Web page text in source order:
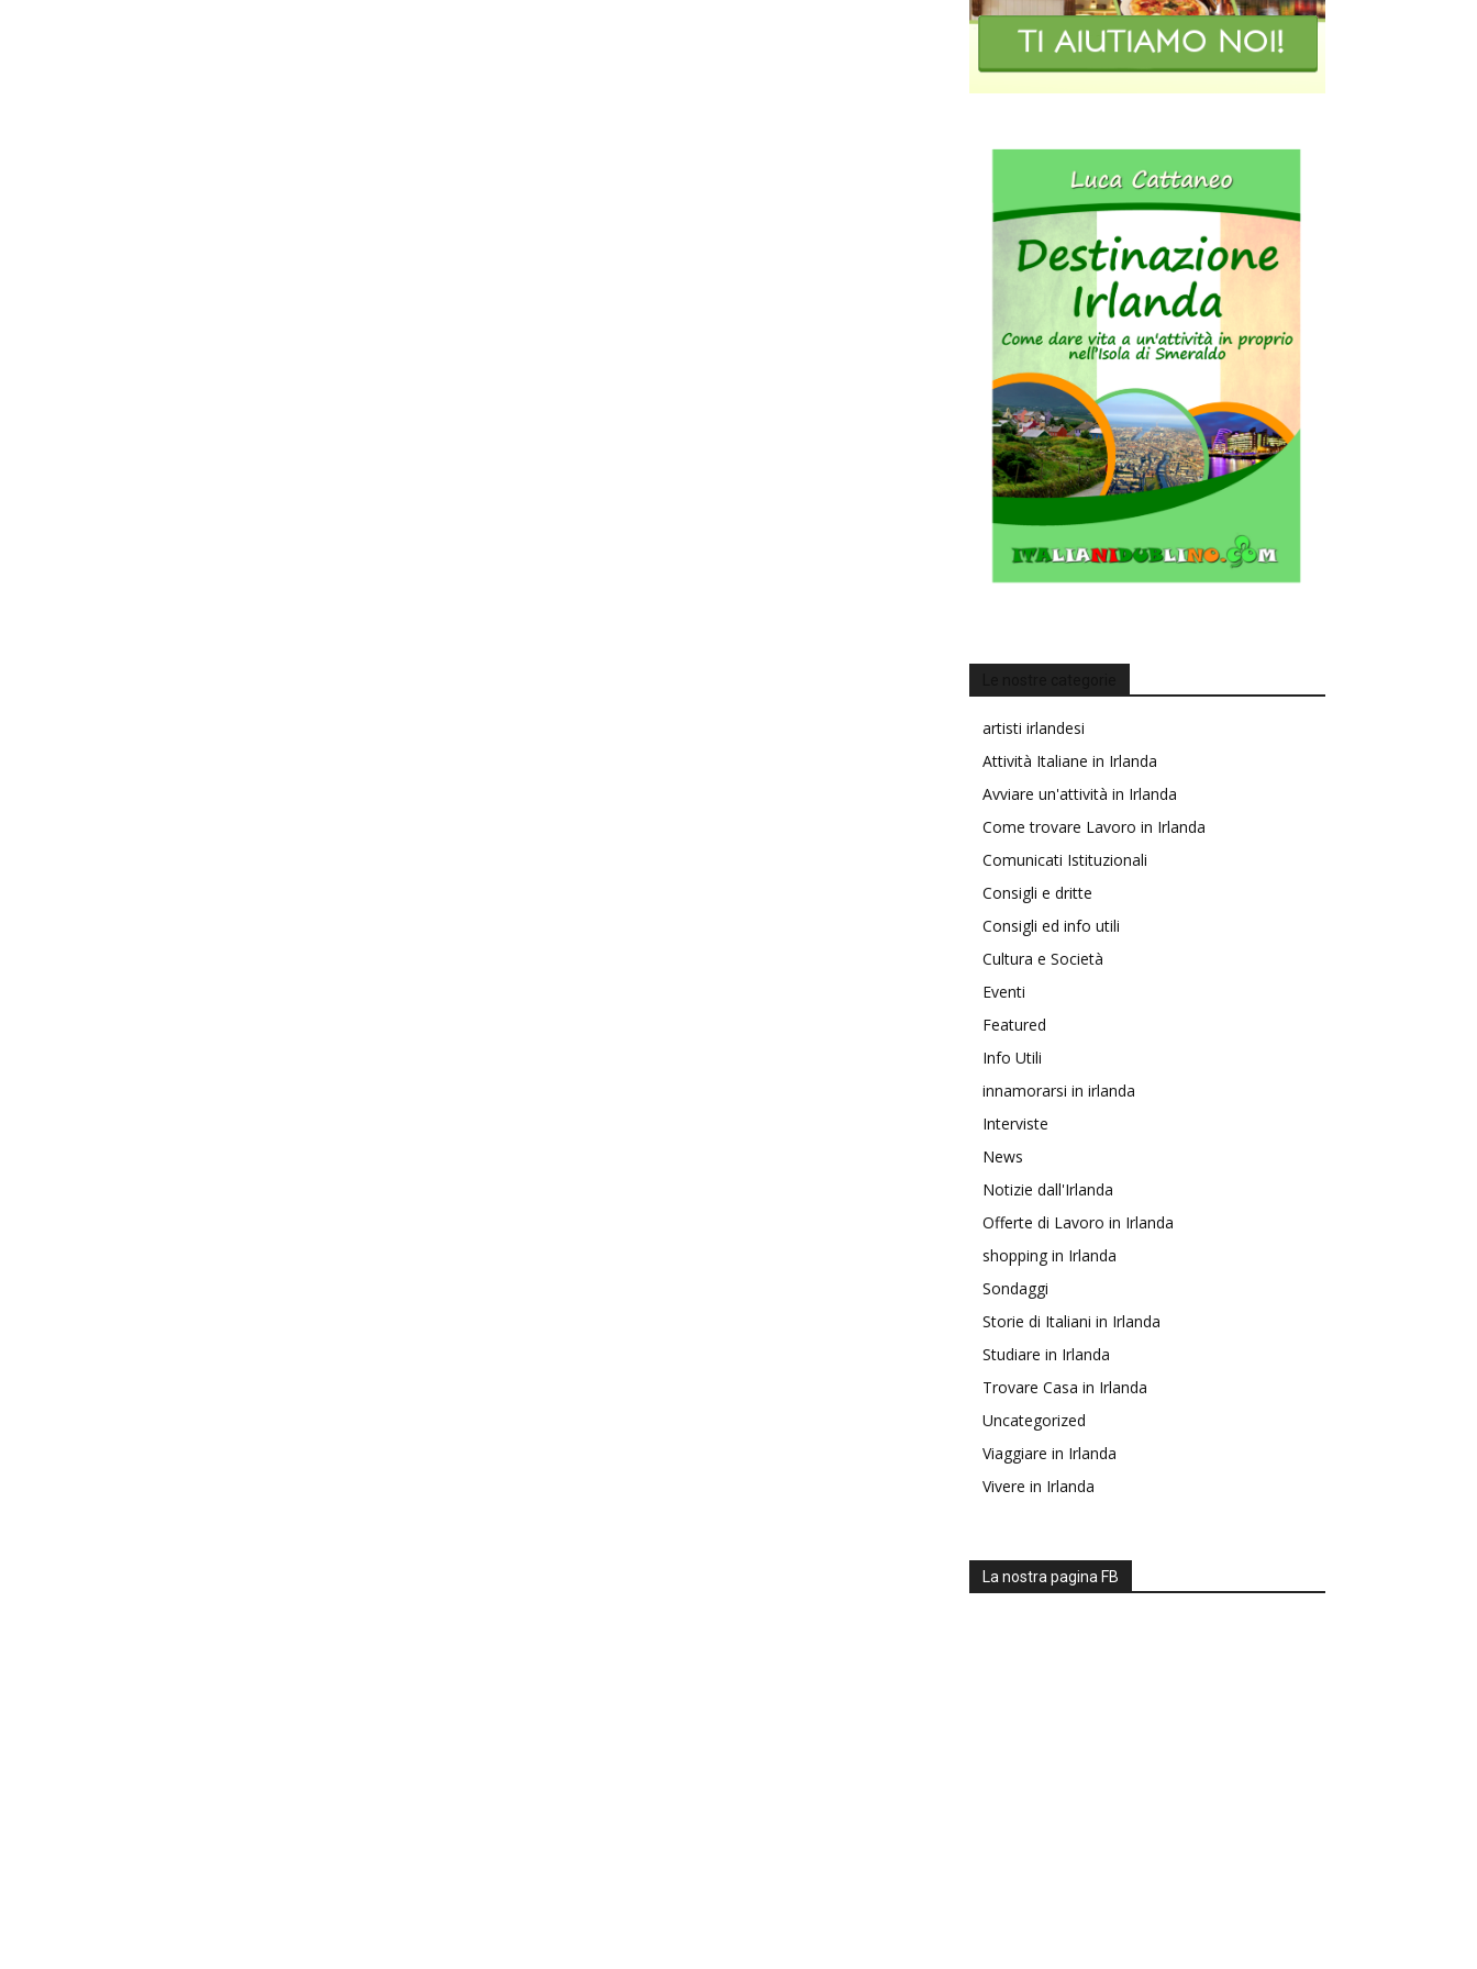
artisti irlandesi
Attività Italiane in Irlanda
Avviare un'attività in Irlanda
Come trovare Lavoro in Irlanda
Comunicati Istituzionali
Consigli e dritte
Consigli ed info utili
Cultura e Società
Eventi
Featured
Info Utili
innamorarsi in irlanda
Interviste
News
Notizie dall'Irlanda
Offerte di Lavoro in Irlanda
shopping in Irlanda
Sondaggi
Storie di Italiani in Irlanda
Studiare in Irlanda
Trovare Casa in Irlanda
Uncategorized
Viaggiare in Irlanda
Vivere in Irlanda
La nostra pagina FB